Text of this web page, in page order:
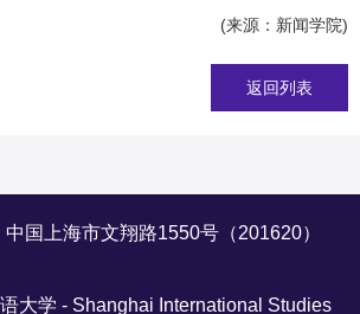
(来源：新闻学院)
返回列表
中国上海市文翔路1550号（201620）
大学 - Shanghai International Studies